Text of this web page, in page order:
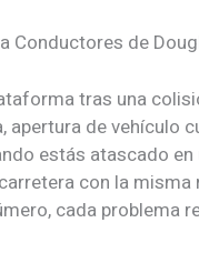
Conductores de
tras una
de vehículo
estás atascado
con la
cada problema